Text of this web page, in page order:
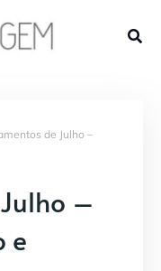
de Julho –
–
e